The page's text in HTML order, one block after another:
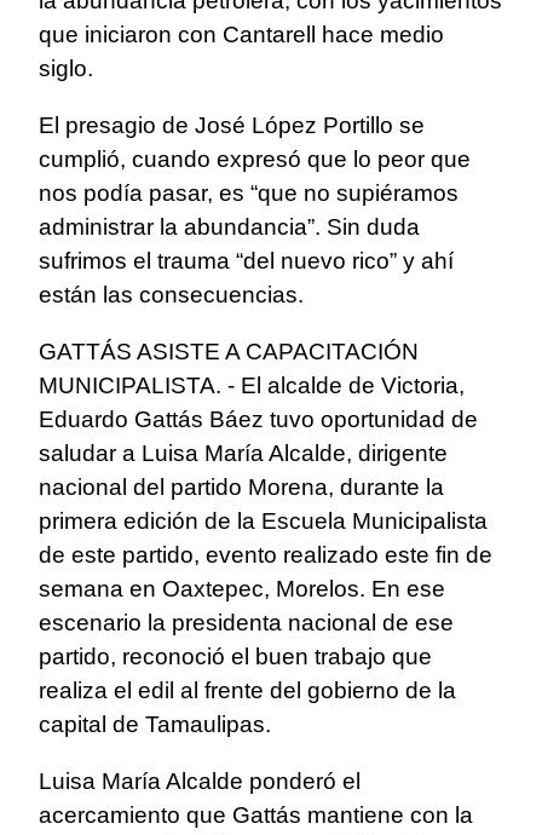
que iniciaron con Cantarell hace medio
siglo.
El presagio de José López Portillo se
cumplió, cuando expresó que lo peor que
nos podía pasar, es “que no supiéramos
administrar la abundancia”. Sin duda
sufrimos el trauma “del nuevo rico” y ahí
están las consecuencias.
GATTÁS ASISTE A CAPACITACIÓN
MUNICIPALISTA. - El alcalde de Victoria,
Eduardo Gattás Báez tuvo oportunidad de
saludar a Luisa María Alcalde, dirigente
nacional del partido Morena, durante la
primera edición de la Escuela Municipalista
de este partido, evento realizado este fin de
semana en Oaxtepec, Morelos. En ese
escenario la presidenta nacional de ese
partido, reconoció el buen trabajo que
realiza el edil al frente del gobierno de la
capital de Tamaulipas.
Luisa María Alcalde ponderó el
acercamiento que Gattás mantiene con la